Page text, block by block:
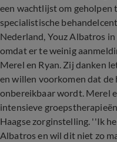
een wachtlijst om geholpen
specialistische
Nederland, Youz Albatros
omdat er te weinig
Merel en Ryan. Zij danken
en willen voorkomen dat de
onbereikbaar wordt. Merel
intensieve
Haagse zorginstelling. ''Ik
Albatros en wil dit niet zo